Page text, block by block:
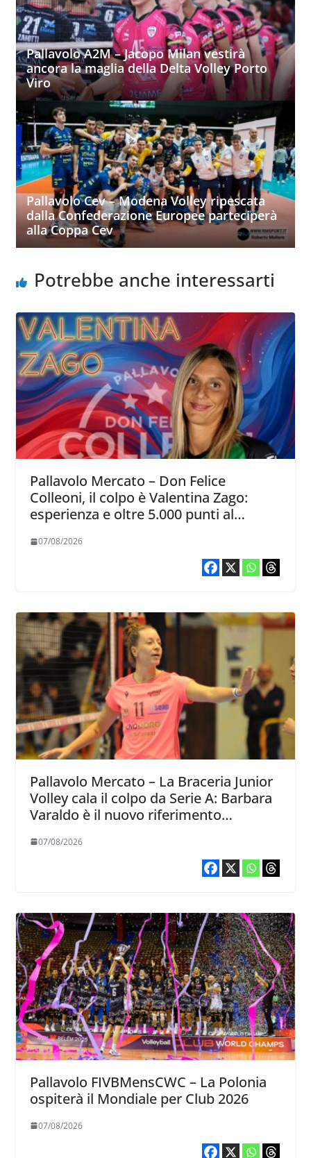
Pallavolo A2M – Jacopo Milan vestirà
ancora la maglia della Delta Volley Porto
Viro
Pallavolo Cev – Modena Volley ripescata
dalla Confederazione Europee parteciperà
alla Coppa Cev
Potrebbe anche interessarti
Pallavolo Mercato – Don Felice
Colleoni, il colpo è Valentina Zago:
esperienza e oltre 5.000 punti al
07/08/2026
Pallavolo Mercato – La Braceria Junior
Volley cala il colpo da Serie A: Barbara
Varaldo è il nuovo riferimento
07/08/2026
Pallavolo FIVBMensCWC – La Polonia
ospiterà il Mondiale per Club 2026
07/08/2026